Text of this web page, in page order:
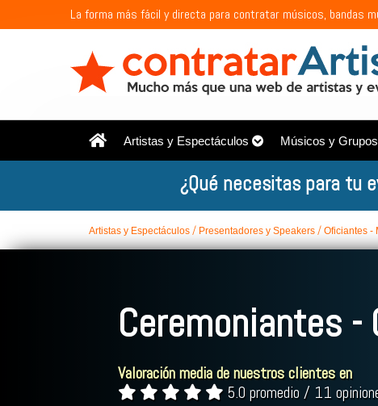
La forma más fácil y directa para contratar músicos, bandas
Artistas y Espectáculos Músicos y Grupos
¿Qué necesitas para tu
Artistas y Espectáculos Presentadores y Speakers Oficiantes -
Ceremoniantes
Valoración media de nuestros clientes en
5.0 promedio / 11